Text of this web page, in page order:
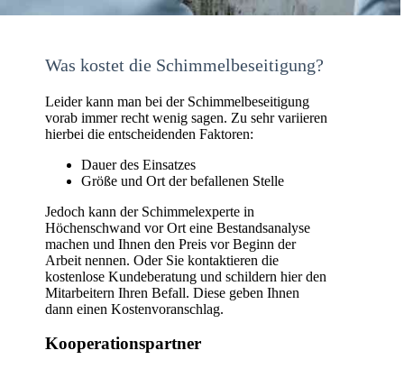
Was kostet die Schimmelbeseitigung?
Leider kann man bei der Schimmelbeseitigung
vorab immer recht wenig sagen. Zu sehr variieren
hierbei die entscheidenden Faktoren:
Dauer des Einsatzes
Größe und Ort der befallenen Stelle
Jedoch kann der Schimmelexperte in
Höchenschwand vor Ort eine Bestandsanalyse
machen und Ihnen den Preis vor Beginn der
Arbeit nennen. Oder Sie kontaktieren die
kostenlose Kundeberatung und schildern hier den
Mitarbeitern Ihren Befall. Diese geben Ihnen
dann einen Kostenvoranschlag.
Kooperationspartner